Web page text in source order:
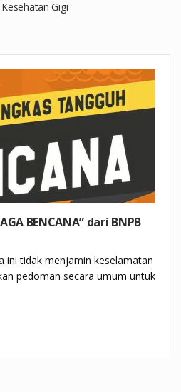
Gigi
BENCANA” dari BNPB
ini tidak menjamin keselamatan
pedoman secara umum untuk